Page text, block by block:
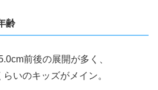
齢
前後の展開が多く、
いのキッズがメイン。